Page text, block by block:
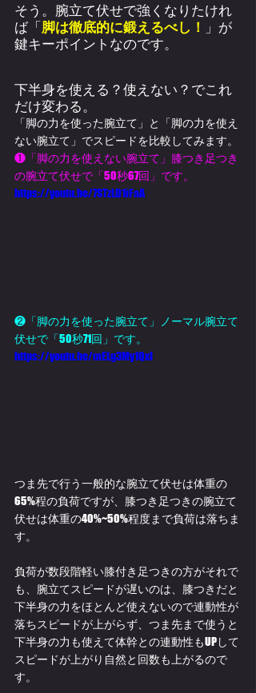
そう。腕立て伏せで強くなりたけれ
ば「脚は徹底的に鍛えるべし！
」が
鍵キーポイントなのです。
下半身を使える？使えない？でこれ
だけ変わる。
「脚の力を使った腕立て」と「脚の力を使え
ない腕立て」でスピードを比較してみます。
❶「脚の力を使えない腕立て」膝つき足つき
の腕立て伏せで「50秒67回」です。
https://youtu.be/7STzLD1iFaA
❷「脚の力を使った腕立て」ノーマル腕立て
伏せで「50秒71回」です。
https://youtu.be/mELg3My1QxI
つま先で行う一般的な腕立て伏せは体重の
65%程の負荷ですが、膝つき足つきの腕立て
伏せは体重の40%~50%程度まで負荷は落ちま
す。
負荷が数段階軽い膝付き足つきの方がそれで
も、腕立てスピードが遅いのは、膝つきだと
下半身の力をほとんど使えないので連動性が
落ちスピードが上がらず、つま先まで使うと
下半身の力も使えて体幹との連動性もUPして
スピードが上がり自然と回数も上がるので
す。